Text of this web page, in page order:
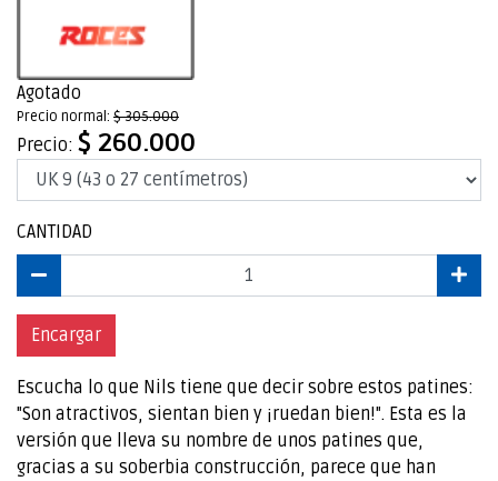
Agotado
Precio normal: $ 305.000
Precio: $ 260.000
CANTIDAD
Encargar
Escucha lo que Nils tiene que decir sobre estos patines:
"Son atractivos, sientan bien y ¡ruedan bien!". Esta es la
versión que lleva su nombre de unos patines que,
gracias a su soberbia construcción, parece que han